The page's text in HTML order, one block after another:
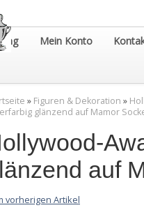
Mein Konto
» Figuren & Dekoration »
glänzend auf Mamor
auf
vorherigen Artikel